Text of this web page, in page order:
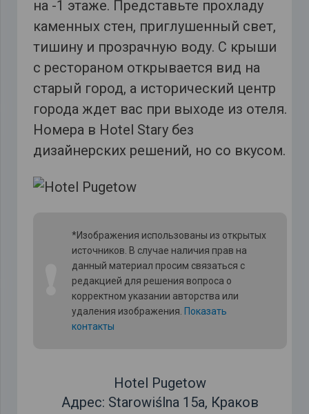
на -1 этаже. Представьте прохладу
каменных стен, приглушенный свет,
тишину и прозрачную воду. С крыши
с рестораном открывается вид на
старый город, а исторический центр
города ждет вас при выходе из отеля.
Номера в Hotel Stary без
дизайнерских решений, но со вкусом.
*Изображения использованы из открытых
источников. В случае наличия прав на
данный материал просим связаться с
редакцией для решения вопроса о
корректном указании авторства или
удаления изображения. Показать
контакты
Hotel Pugetow
Адрес: Starowiślna 15a, Краков